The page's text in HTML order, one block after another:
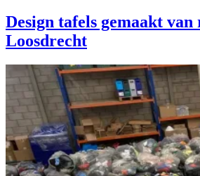
Design tafels gemaakt
Loosdrecht